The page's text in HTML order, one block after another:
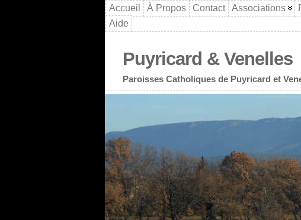
Accueil À Propos Contact Associations
Aide
Puyricard & Venelles
Paroisses Catholiques de Puyricard et